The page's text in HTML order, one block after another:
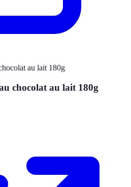
chocolat au lait 180g